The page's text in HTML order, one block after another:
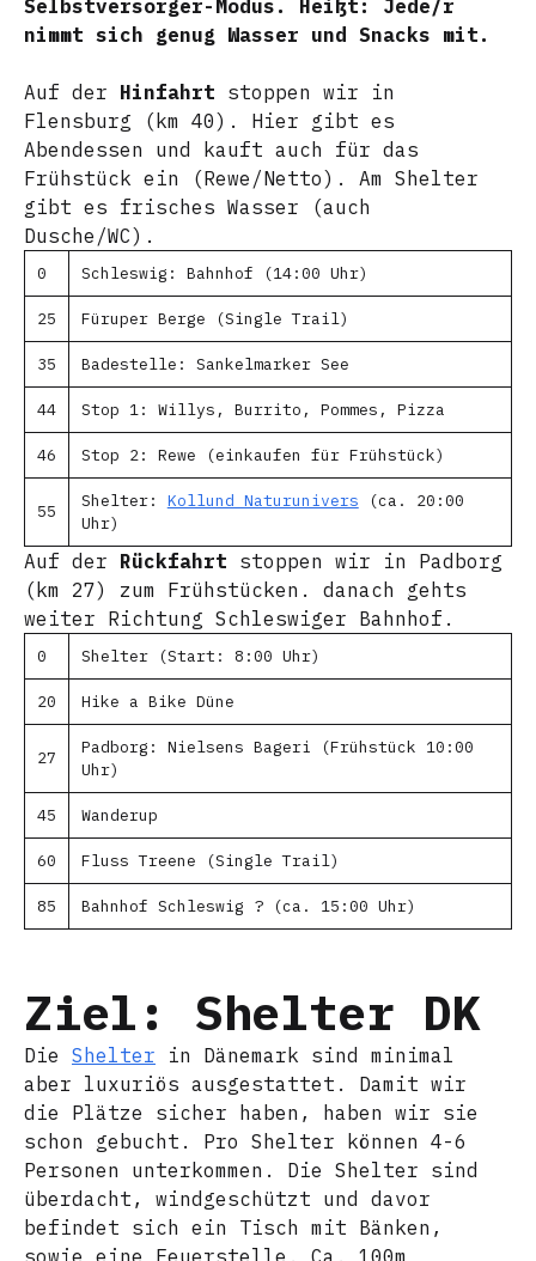
Selbstversorger-Modus. Heißt: Jede/r
nimmt sich genug Wasser und Snacks mit.
Auf der Hinfahrt stoppen wir in
Flensburg (km 40). Hier gibt es
Abendessen und kauft auch für das
Frühstück ein (Rewe/Netto). Am Shelter
gibt es frisches Wasser (auch
Dusche/WC).
0 Schleswig: Bahnhof (14:00 Uhr)
25 Füruper Berge (Single Trail)
35 Badestelle: Sankelmarker See
44 Stop 1: Willys, Burrito, Pommes, Pizza
46 Stop 2: Rewe (einkaufen für Frühstück)
55
Shelter: Kollund Naturunivers (ca. 20:00
Uhr)
Auf der Rückfahrt stoppen wir in Padborg
(km 27) zum Frühstücken. danach gehts
weiter Richtung Schleswiger Bahnhof.
0 Shelter (Start: 8:00 Uhr)
20 Hike a Bike Düne
27
Padborg: Nielsens Bageri (Frühstück 10:00
Uhr)
45 Wanderup
60 Fluss Treene (Single Trail)
85 Bahnhof Schleswig ? (ca. 15:00 Uhr)
Ziel: Shelter DK
Die Shelter in Dänemark sind minimal
aber luxuriös ausgestattet. Damit wir
die Plätze sicher haben, haben wir sie
schon gebucht. Pro Shelter können 4-6
Personen unterkommen. Die Shelter sind
überdacht, windgeschützt und davor
befindet sich ein Tisch mit Bänken,
sowie eine Feuerstelle. Ca. 100m